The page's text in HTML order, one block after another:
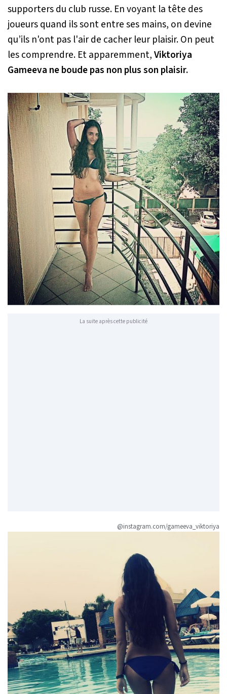
supporters du club russe. En voyant la tête des
joueurs quand ils sont entre ses mains, on devine
qu’ils n'ont pas l'air de cacher leur plaisir. On peut
les comprendre. Et apparemment,Viktoriya
Gameeva ne boude pas non plus son plaisir.
La suite après cette publicité
@instagram.com/gameeva_viktoriya